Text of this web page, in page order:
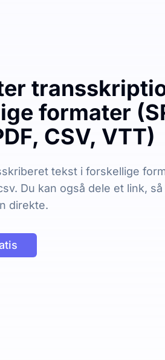
formater
CSV, VTT)
tekst i forskellige
Du kan også dele et link,
direkte.